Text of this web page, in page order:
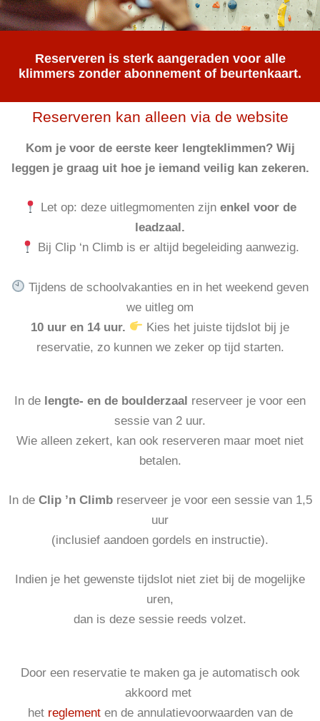
Reserveren is sterk aangeraden voor alle
klimmers zonder abonnement of beurtenkaart.
Reserveren kan alleen via de website
Kom je voor de eerste keer lengteklimmen? Wij
leggen je graag uit hoe je iemand veilig kan zekeren.
Let op: deze uitlegmomenten zijnenkel voor de
leadzaal.
Bij Clip ‘n Climb is er altijd begeleiding aanwezig.
Tijdens de schoolvakanties en in het weekend geven
we uitleg om
10 uur en 14 uur.
Kies het juiste tijdslot bij je
reservatie, zo kunnen we zeker op tijd starten.
In de lengte- en de boulderzaal reserveer je voor een
sessie van 2 uur.
Wie alleen zekert, kan ook reserveren maar moet niet
betalen.
In de Clip ’n Climbreserveer je voor een sessie van 1,5
uur
(inclusief aandoen gordels en instructie).
Indien je het gewenste tijdslot niet ziet bij de mogelijke
uren,
dan is deze sessie reeds volzet.
Door een reservatie te maken ga je automatisch ook
akkoord met
het reglement en de annulatievoorwaarden van de